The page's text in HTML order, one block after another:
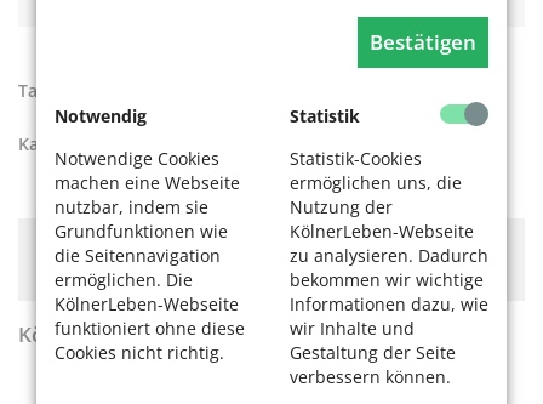
Bestätigen
Notwendig
Notwendige Cookies
machen eine Webseite
nutzbar, indem sie
Grundfunktionen wie
die Seitennavigation
ermöglichen. Die
KölnerLeben-Webseite
funktioniert ohne diese
Cookies nicht richtig.
Statistik
Statistik-Cookies
ermöglichen uns, die
Nutzung der
KölnerLeben-Webseite
zu analysieren. Dadurch
bekommen wir wichtige
Informationen dazu, wie
wir Inhalte und
Gestaltung der Seite
verbessern können.
Tags:
Kategorien:
Hier könnte Werbung stehen, mit der wir uns
finanzieren. Bitte akzeptieren Sie dieCookie-Meldung.
KölnerLeben Sommer 2026